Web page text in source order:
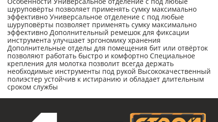
шуруповёрты позволяет применять сумку максимально
эффективно Универсальное отделение с под любые
шуруповёрты позволяет применять сумку максимально
эффективно Дополнительный ремешок для фиксации
инструмента улучшает эргономику хранения
Дополнительные отделы для помещения бит или отвёрток
позволяют работать быстро и комфортно Специальное
крепления для молотка позволит всегда держать
необходимые инструменты под рукой Высококачественный
полиэстер устойчив к истиранию и обладает длительным
сроком службы